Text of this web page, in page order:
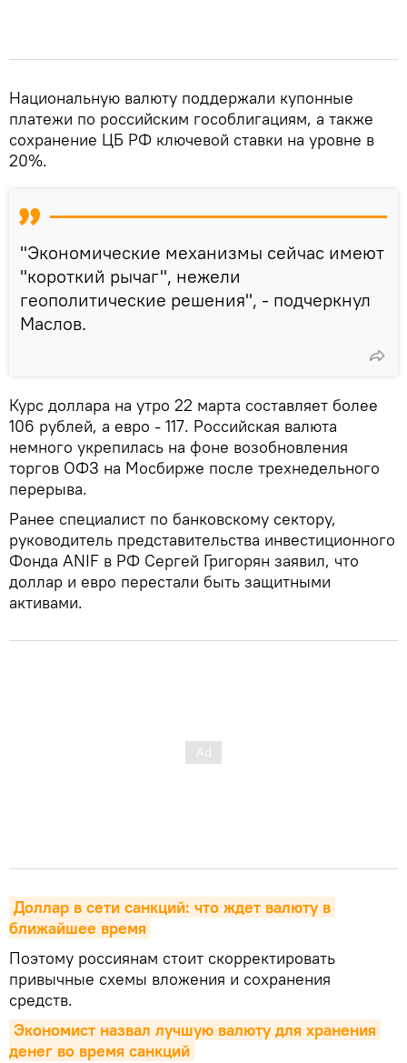
Национальную валюту поддержали купонные
платежи по российским гособлигациям, а также
сохранение ЦБ РФ ключевой ставки на уровне в
20%.
"Экономические механизмы сейчас имеют
"короткий рычаг", нежели
геополитические решения", - подчеркнул
Маслов.
Курс доллара на утро 22 марта составляет более
106 рублей, а евро - 117. Российская валюта
немного укрепилась на фоне возобновления
торгов ОФЗ на Мосбирже после трехнедельного
перерыва.
Ранее специалист по банковскому сектору,
руководитель представительства инвестиционного
Фонда ANIF в РФ Сергей Григорян заявил, что
доллар и евро перестали быть защитными
активами.
Доллар в сети санкций: что ждет валюту в
ближайшее время
Поэтому россиянам стоит скорректировать
привычные схемы вложения и сохранения
средств.
Экономист назвал лучшую валюту для хранения
денег во время санкций